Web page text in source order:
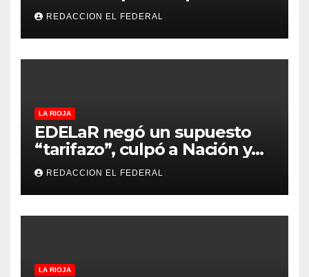
evalúan vender a capitales
privados
REDACCION EL FEDERAL
LA RIOJA
EDELaR negó un supuesto
“tarifazo”, culpó a Nación y
defendió los mecanismos de
medición: “la empresa
factura lo que lee, no lo que
estima”
REDACCION EL FEDERAL
LA RIOJA